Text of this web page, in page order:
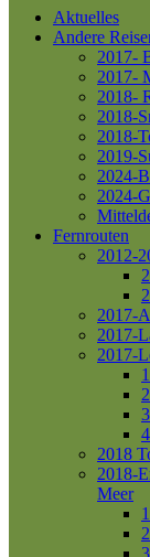
Aktuelles
Andere
2017-
2017-
2018-
2018-
2018-
2019-
2024-
2024-
Fernrouten
2012-
2017-
2017-
2017-
2018
2018-
Meer